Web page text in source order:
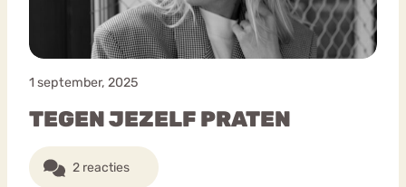
1 september, 2025
TEGEN JEZELF PRATEN
2 reacties